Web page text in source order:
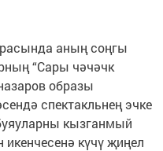
аның соңгы
“Сары чәчәчк
образы
спектакльнең эчке
кызганмый
икенчесенә күчү җиңел